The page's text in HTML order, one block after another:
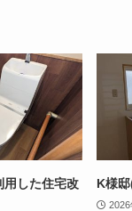
用した住宅改
K様
2026